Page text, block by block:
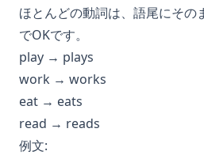
ほとんどの動詞は、語尾にその
でOKです。
play → plays
work → works
eat → eats
read → reads
例文: